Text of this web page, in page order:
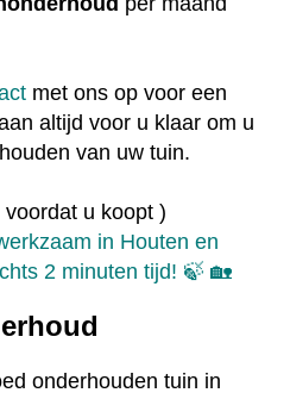
met ons op voor een
altijd voor u klaar om u
van uw tuin.
u koopt )
in Houten en
2 minuten tijd! 🍃 🏡
onderhouden tuin in